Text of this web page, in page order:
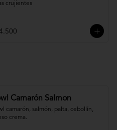
crujientes
Camarón Salmon
camarón, salmón, palta, cebollín,
crema.